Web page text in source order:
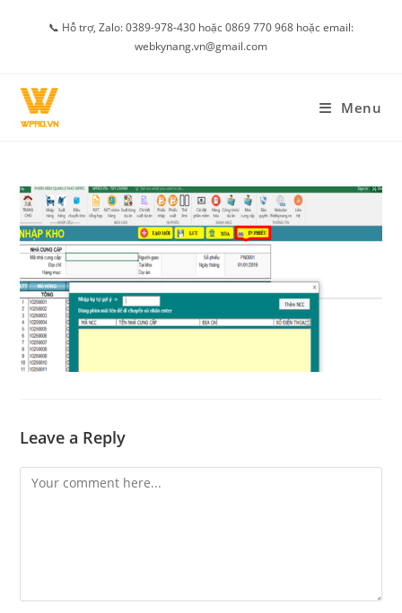
📞 Hỗ trợ, Zalo: 0389-978-430 hoặc 0869 770 968 hoặc email:
webkynang.vn@gmail.com
Menu
Leave a Reply
Comment